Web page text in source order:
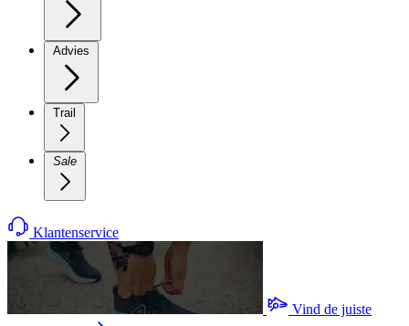
Advies
Trail
Sale
Klantenservice
Vind de juiste